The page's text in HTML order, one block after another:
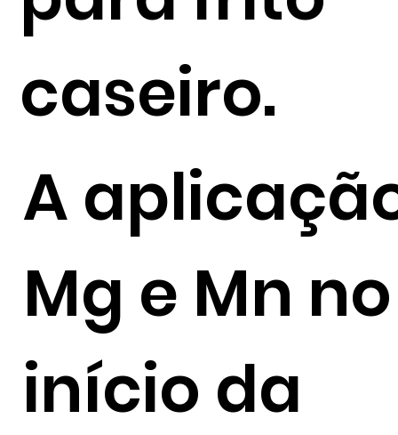
caseiro.
A
Mg e Mn no
início da